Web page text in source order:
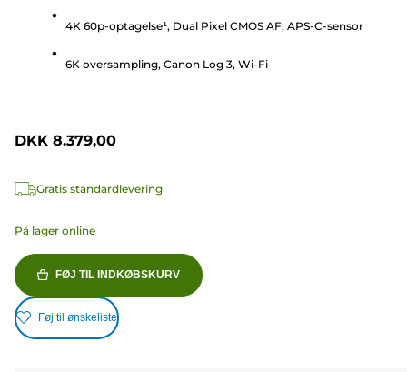
stjerner.4K 60p-optagelse¹, Dual Pixel CMOS AF, APS-C-sensor
6K oversampling, Canon Log 3, Wi-Fi
DKK 8.379,00
Gratis standardlevering
På lager online
FØJ TIL INDKØBSKURV
Føj til ønskeliste